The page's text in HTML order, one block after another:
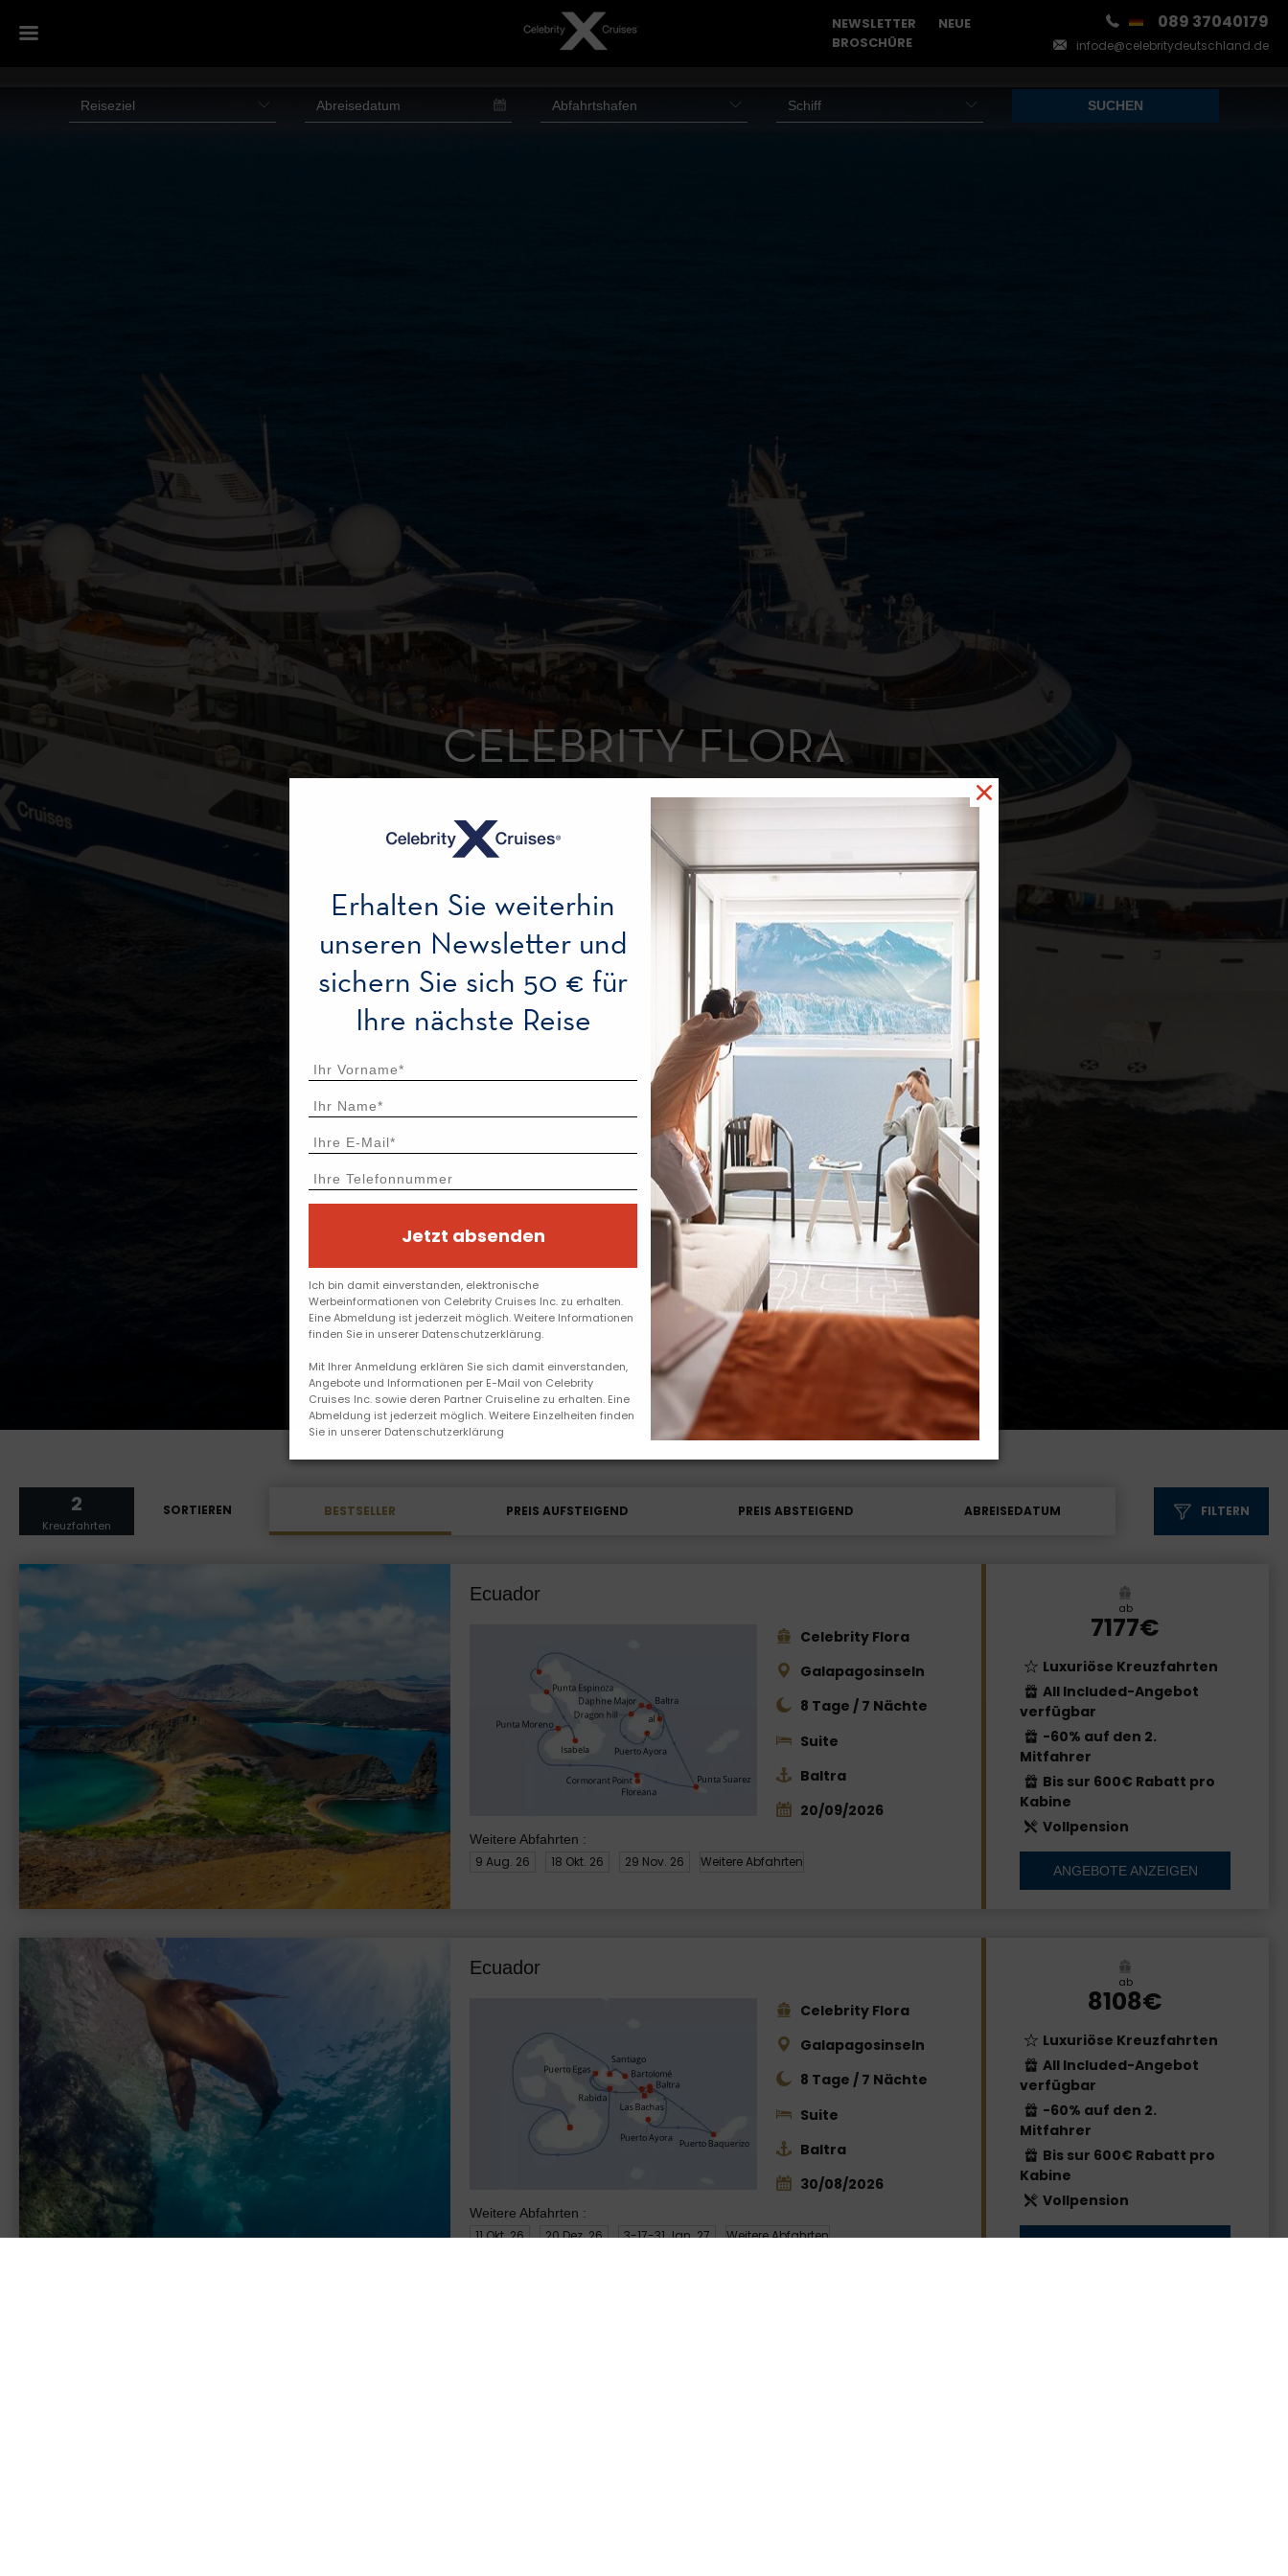
NEWSLETTER
NEUE
BROSCHÜRE
089 37040179
infode@celebritydeutschland.de
CELEBRITY FLORA
ANZEIGEN DER 65 FOTOS
Kreuzfahrten Informationen
2
Kreuzfahrten
SORTIEREN BESTSELLER PREIS AUFSTEIGEND PREIS ABSTEIGEND ABREISEDATUM FILTERN
Ecuador
Celebrity Flora
Galapagosinseln
8 Tage / 7 Nächte
Suite
Baltra
20/09/2026
Weitere Abfahrten :
9 Aug. 26 18 Okt. 26 29 Nov. 26 Weitere Abfahrten
ab
7177€
Luxuriöse Kreuzfahrten
All Included-Angebot
verfügbar
-60% auf den 2.
Mitfahrer
Bis sur 600€ Rabatt pro
Kabine
Vollpension
ANGEBOTE ANZEIGEN
Ecuador
Celebrity Flora
Galapagosinseln
8 Tage / 7 Nächte
Suite
Baltra
30/08/2026
Weitere Abfahrten :
11 Okt. 26 20 Dez. 26 3-17-31 Jan. 27 Weitere Abfahrten
ab
8108€
Luxuriöse Kreuzfahrten
All Included-Angebot
verfügbar
-60% auf den 2.
Mitfahrer
Bis sur 600€ Rabatt pro
Kabine
Vollpension
Erhalten Sie weiterhin
unseren Newsletter und
sichern Sie sich 50 € für
Ihre nächste Reise
Jetzt absenden
Ich bin damit einverstanden, elektronische
Werbeinformationen von Celebrity Cruises Inc. zu erhalten.
Eine Abmeldung ist jederzeit möglich. Weitere Informationen
finden Sie in unserer Datenschutzerklärung.
Mit Ihrer Anmeldung erklären Sie sich damit einverstanden,
Angebote und Informationen per E-Mail von Celebrity
Cruises Inc. sowie deren Partner Cruiseline zu erhalten. Eine
Abmeldung ist jederzeit möglich. Weitere Einzelheiten finden
Sie in unserer Datenschutzerklärung